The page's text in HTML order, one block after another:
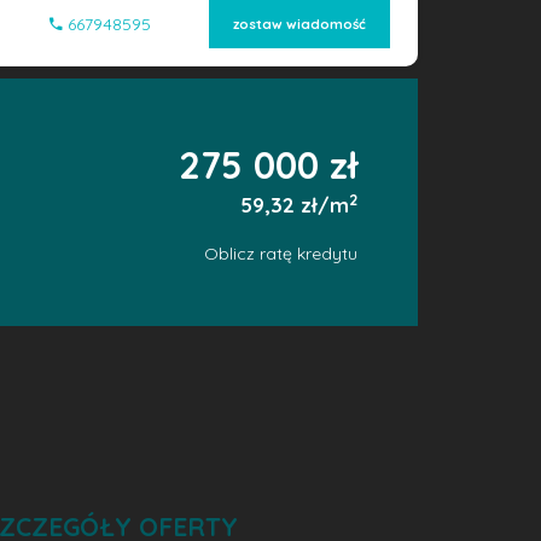
667948595 zostaw wiadomość
275 000 zł
59,32 zł/m2
Oblicz ratę kredytu
OFERTY